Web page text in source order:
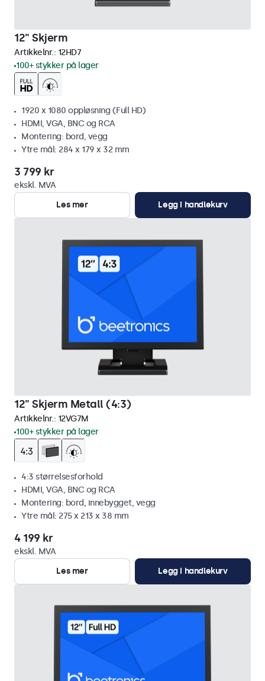
12" Skjerm
Artikkelnr.: 12HD7
100+ stykker på lager
1920 x 1080 oppløsning (Full HD)
HDMI, VGA, BNC og RCA
Montering: bord, vegg
Ytre mål: 284 x 179 x 32 mm
3 799 kr
ekskl. MVA
Les mer
Legg i handlekurv
12" Skjerm Metall (4:3)
Artikkelnr.: 12VG7M
100+ stykker på lager
4:3 størrelsesforhold
HDMI, VGA, BNC og RCA
Montering: bord, innebygget, vegg
Ytre mål: 275 x 213 x 38 mm
4 199 kr
ekskl. MVA
Les mer
Legg i handlekurv